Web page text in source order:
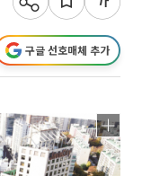
구글 선호매체 추가